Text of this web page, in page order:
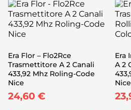
Era Flor – Flo2Rce
Trasmettitore A 2 Canali
433,92 Mhz Roling-Code
Nice
24,60 €
Era
A 2
Nice